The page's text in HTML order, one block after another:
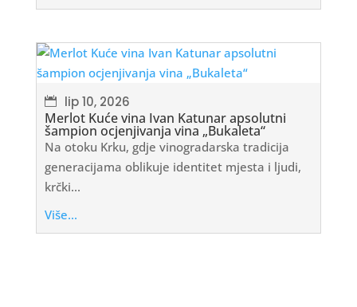
lip 10, 2026
Merlot Kuće vina Ivan Katunar apsolutni
šampion ocjenjivanja vina „Bukaleta“
Na otoku Krku, gdje vinogradarska tradicija
generacijama oblikuje identitet mjesta i ljudi,
krčki...
Više...